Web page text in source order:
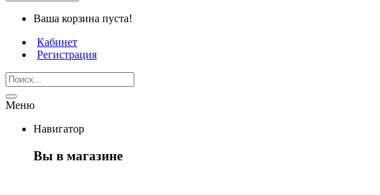
Ваша корзина пуста!
Кабинет
Регистрация
Меню
Навигатор
Вы в магазине